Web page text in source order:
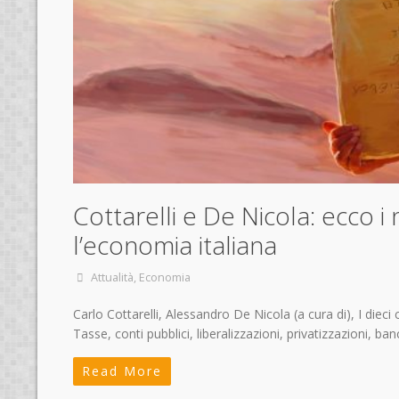
Cottarelli e De Nicola: ecco
l’economia italiana
Attualità, Economia
Carlo Cottarelli, Alessandro De Nicola (a cura di), I
Tasse, conti pubblici, liberalizzazioni, privatizzazioni,
Read More